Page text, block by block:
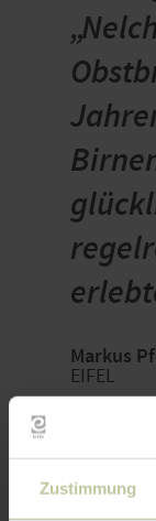
Zustimmung
zum
Markus
EIFEL